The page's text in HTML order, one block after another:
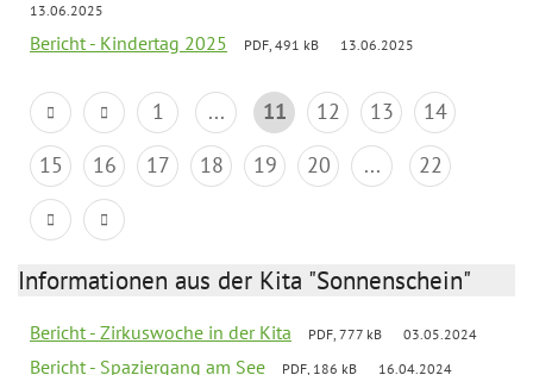
13.06.2025
Bericht - Kindertag 2025 PDF, 491 kB 13.06.2025
1 ... 11 12 13
14
15
16 17 18 19 20 ... 22
Informationen aus der Kita "Sonnenschein"
Bericht - Zirkuswoche in der Kita PDF, 777 kB 03.05.2024
Bericht - Spaziergang am See PDF, 186 kB 16.04.2024